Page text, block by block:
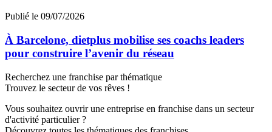
Publié le 09/07/2026
À Barcelone, dietplus mobilise ses coachs leaders
pour construire l’avenir du réseau
Recherchez une franchise par thématique
Trouvez le secteur de vos rêves !
Vous souhaitez ouvrir une entreprise en franchise dans un secteur
d'activité particulier ?